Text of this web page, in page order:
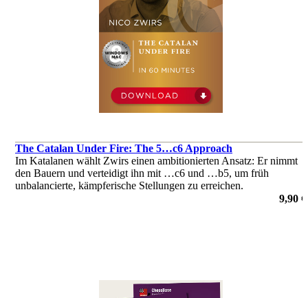
The Catalan Under Fire: The 5…c6 Approach
Im Katalanen wählt Zwirs einen ambitionierten Ansatz: Er nimmt
den Bauern und verteidigt ihn mit …c6 und …b5, um früh
unbalancierte, kämpferische Stellungen zu erreichen.
9,90 €